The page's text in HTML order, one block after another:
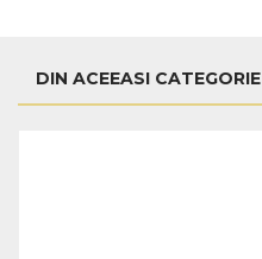
DIN ACEEASI CATEGORIE